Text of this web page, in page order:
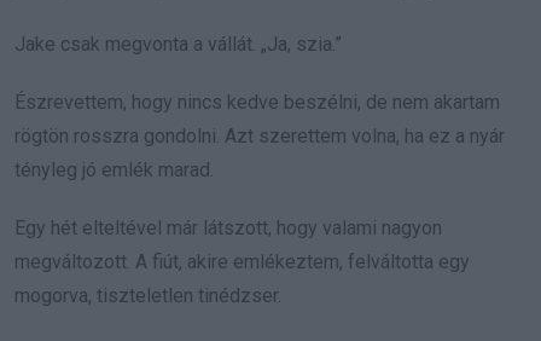
Jake csak megvonta a vállát. „Ja, szia.”
Észrevettem, hogy nincs kedve beszélni, de nem akartam
rögtön rosszra gondolni. Azt szerettem volna, ha ez a nyár
tényleg jó emlék marad.
Egy hét elteltével már látszott, hogy valami nagyon
megváltozott. A fiút, akire emlékeztem, felváltotta egy
mogorva, tiszteletlen tinédzser.